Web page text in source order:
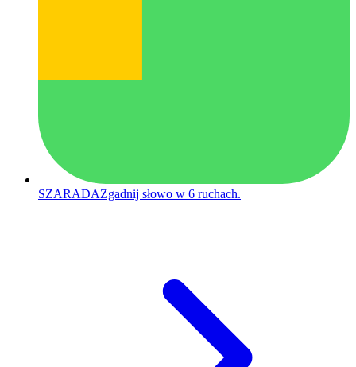
SZARADAZgadnij słowo w 6 ruchach.